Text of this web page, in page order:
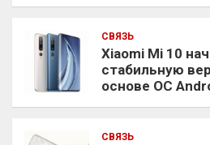
СВЯЗЬ
Xiaomi Mi 10
стабильную
основе ОС
СВЯЗЬ